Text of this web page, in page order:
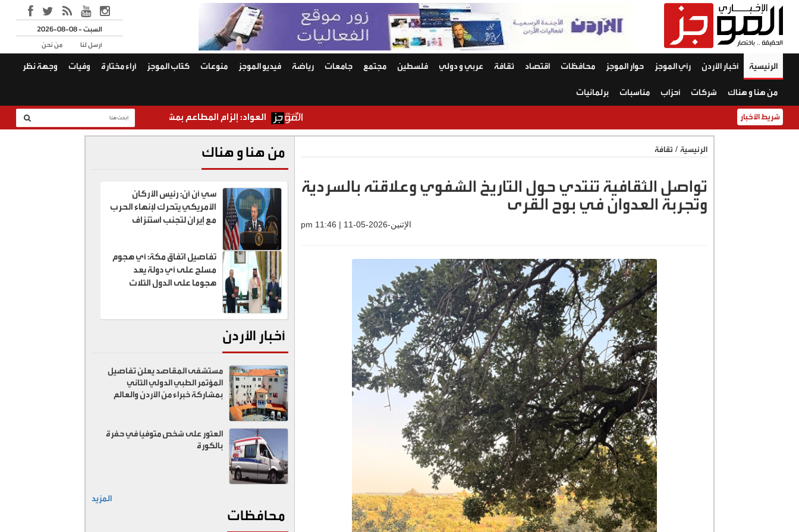
2026-08-08 - السبت
من نحن
أرسل لنا
الرئيسية أخبار الأردن رأي الموجز حوار الموجز محافظات اقتصاد ثقافة عربي و دولي فلسطين مجتمع جامعات رياضة فيديو الموجز منوعات كتّاب الموجز آراء مختارة وفيات وجهة نظر
من هنا و هناك شركات أحزاب مناسبات برلمانيات
شريط الأخبار العواد: إلزام المطاعم بمشاغل مركزية قد يؤدي إلى إغلاقها 2.8 مليار دينار قروض "كشف الراتب" خلال النصف الأول من 2026
الرئيسية / ثقافة
تواصل الثقافية تنتدي حول التاريخ الشفوي وعلاقته بالسردية
وتجربة العدوان في بوح القرى
الإثنين-2026-05-11 | 11:46 pm
من هنا و هناك
سي أن أن: رئيس الأركان
الأمريكي يتحرك لإنهاء الحرب
مع إيران لتجنب استنزاف
تفاصيل اتفاق مكة: أي هجوم
مسلح على أي دولة يعد
هجوما على الدول الثلاث
أخبار الأردن
مستشفى المقاصد يعلن تفاصيل
المؤتمر الطبي الدولي الثاني
بمشاركة خبراء من الأردن والعالم
العثور على شخص متوفيًا في حفرة
بالكورة
المزيد
محافظات